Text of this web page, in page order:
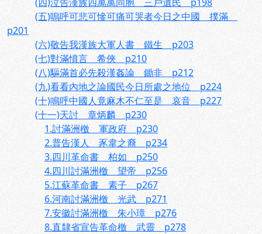
(五)嗚呼可悲可慘可痛可哭者今日之中國 撲滿
p201
(六)敬告我漢族大軍人書 鐵生 p203
(七)對滿憤言 希俠 p210
(八)驅滿首必先殺漢姦論 鋤非 p212
(九)看看內地之論國民今日所處之地位 p224
(十)鳴呼中國人竟麻木不仁至是 哀音 p227
(十一)天討 章炳麟 p230
1.討滿洲檄 軍政府 p230
2.普告漢人 豕韋之裔 p234
3.四川革命書 柏如 p250
4.四川討滿洲檄 望帝 p256
5.江蘇革命書 素子 p267
6.河南討滿洲檄 光武 p271
7.安徽討滿洲檄 朱小璋 p276
8.直隸省宣告革命檄 武靈 p278